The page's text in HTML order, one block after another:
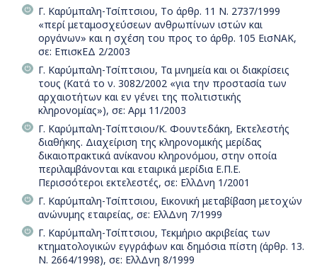
Γ. Καρύμπαλη-Τσίπτσιου, Tο άρθρ. 11 Ν. 2737/1999
«περί μεταμοσχεύσεων ανθρωπίνων ιστών και
οργάνων» και η σχέση του προς το άρθρ. 105 ΕισΝΑΚ,
σε: ΕπισκΕΔ 2/2003
Γ. Καρύμπαλη-Τσίπτσιου, Τα μνημεία και οι διακρίσεις
τους (Κατά το ν. 3082/2002 «για την προστασία των
αρχαιοτήτων και εν γένει της πολιτιστικής
κληρονομίας»), σε: Αρμ 11/2003
Γ. Καρύμπαλη-Τσίπτσιου/Κ. Φουντεδάκη, Eκτελεστής
διαθήκης. Διαχείριση της κληρονομικής μερίδας
δικαιοπρακτικά ανίκανου κληρονόμου, στην οποία
περιλαμβάνονται και εταιρικά μερίδια E.Π.E.
Περισσότεροι εκτελεστές, σε: ΕλλΔνη 1/2001
Γ. Καρύμπαλη-Τσίπτσιου, Εικονική μεταβίβαση μετοχών
ανώνυμης εταιρείας, σε: ΕλλΔνη 7/1999
Γ. Καρύμπαλη-Τσίπτσιου, Τεκμήριο ακριβείας των
κτηματολογικών εγγράφων και δημόσια πίστη (άρθρ. 13.
Ν. 2664/1998), σε: ΕλλΔνη 8/1999